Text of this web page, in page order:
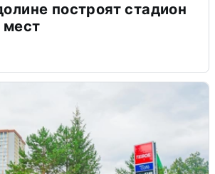
построят стадион
мест